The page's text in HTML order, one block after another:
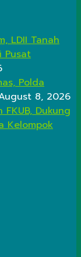
LDII Tanah
Pusat
Polda
8, 2026
Dukung
Kelompok